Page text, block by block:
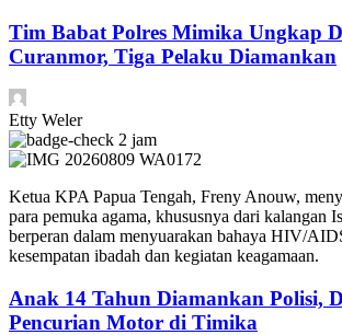
Tim Babat Polres Mimika Ungkap
Curanmor, Tiga Pelaku Diamankan
Etty Weler
2 jam
Ketua KPA Papua Tengah, Freny Anouw,
para pemuka agama, khususnya dari kalangan
berperan dalam menyuarakan bahaya HIV/
kesempatan ibadah dan kegiatan keagamaan.
Anak 14 Tahun Diamankan Polisi,
Pencurian Motor di Timika